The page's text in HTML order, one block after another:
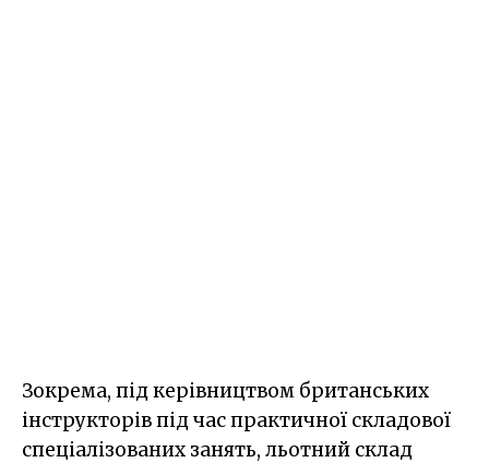
Зокрема, під керівництвом британських
інструкторів під час практичної складової
спеціалізованих занять, льотний склад